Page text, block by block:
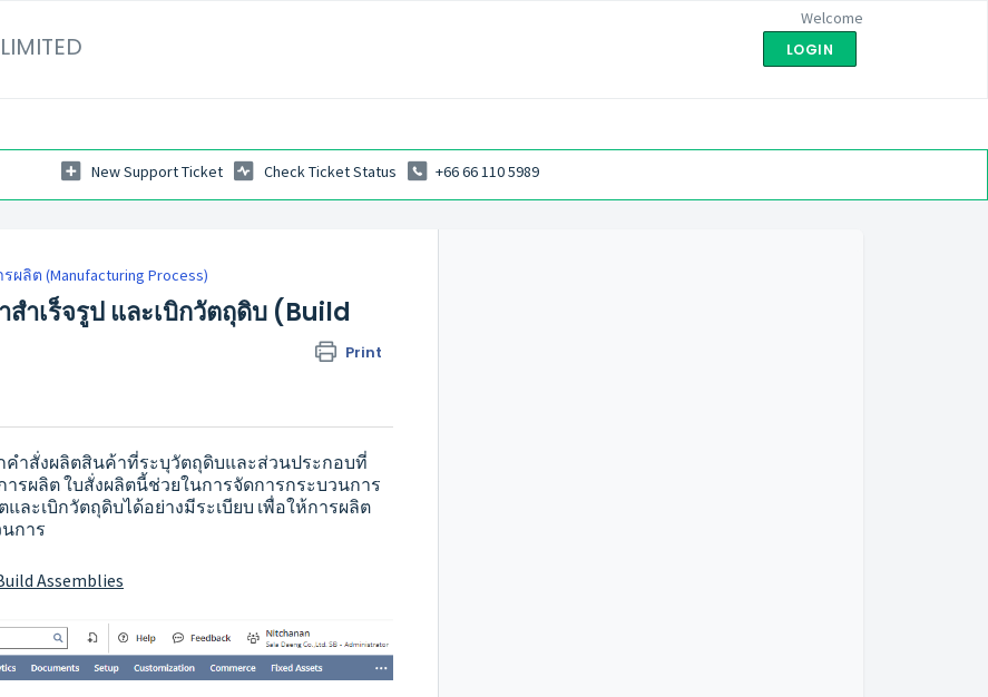
Welcome
LOGIN
New Support Ticket Check Ticket Status +66 66 110 5989
ผลิต (Manufacturing Process)
ำเร็จรูป และเบิกวัตถุดิบ (Build
Print
กคำสั่งผลิตสินค้าที่ระบุวัตถุดิบและส่วนประกอบที่
รผลิต ใบสั่งผลิตนี้ช่วยในการจัดการกระบวนการ
ะเบิกวัตถุดิบได้อย่างมีระเบียบ เพื่อให้การผลิต
การ
Assemblies